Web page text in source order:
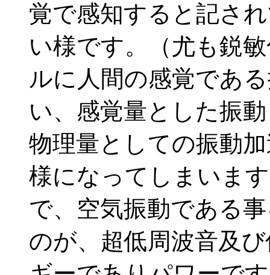
覚で感知すると記さ
い様です。（尤も鋭
ルに人間の感覚であ
い、感覚量とした振
物理量としての振動
様になってしまいま
で、空気振動である
のが、超低周波音及